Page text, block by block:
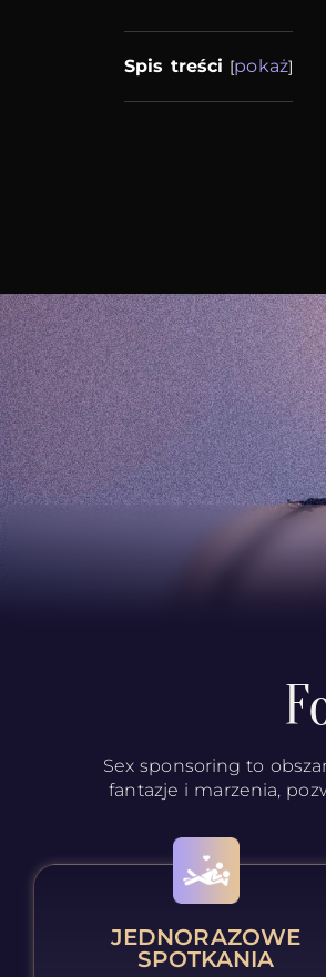
Spis treści [pokaż]
Sex sponsoring to
fantazje i marzenia,
JEDNORAZOWE
SPOTKANIA